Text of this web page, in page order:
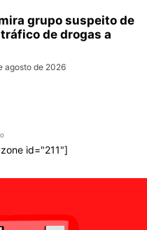
grupo suspeito de
de drogas a
agosto de 2026
id="211"]